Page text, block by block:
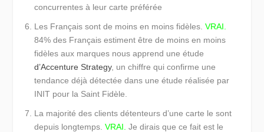
concurrentes à leur carte préférée
Les Français sont de moins en moins fidèles. VRAI.
84% des Français estiment être de moins en moins
fidèles aux marques nous apprend une étude
d’Accenture Strategy, un chiffre qui confirme une
tendance déjà détectée dans une étude réalisée par
INIT pour la Saint Fidèle.
La majorité des clients détenteurs d’une carte le sont
depuis longtemps.VRAI. Je dirais que ce fait est le